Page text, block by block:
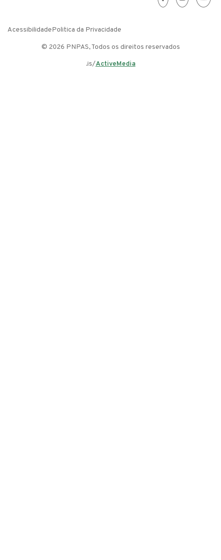
AcessibilidadePolitica da Privacidade
© 2026 PNPAS, Todos os direitos reservados
.is/ActiveMedia